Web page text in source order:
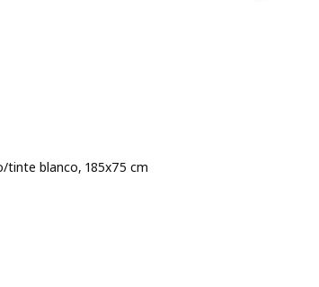
blanco, 185x75 cm
de 5 estrellas. Total opiniones: